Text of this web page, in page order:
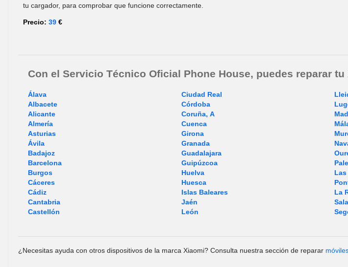
tu cargador, para comprobar que funcione correctamente.
Precio: 39 €
Con el Servicio Técnico Oficial Phone House, puedes reparar tu
Álava
Albacete
Alicante
Almería
Asturias
Ávila
Badajoz
Barcelona
Burgos
Cáceres
Cádiz
Cantabria
Castellón
Ciudad Real
Córdoba
Coruña, A
Cuenca
Girona
Granada
Guadalajara
Guipúzcoa
Huelva
Huesca
Islas Baleares
Jaén
León
Las
La
¿Necesitas ayuda con otros dispositivos de la marca Xiaomi? Consulta nuestra sección de reparar